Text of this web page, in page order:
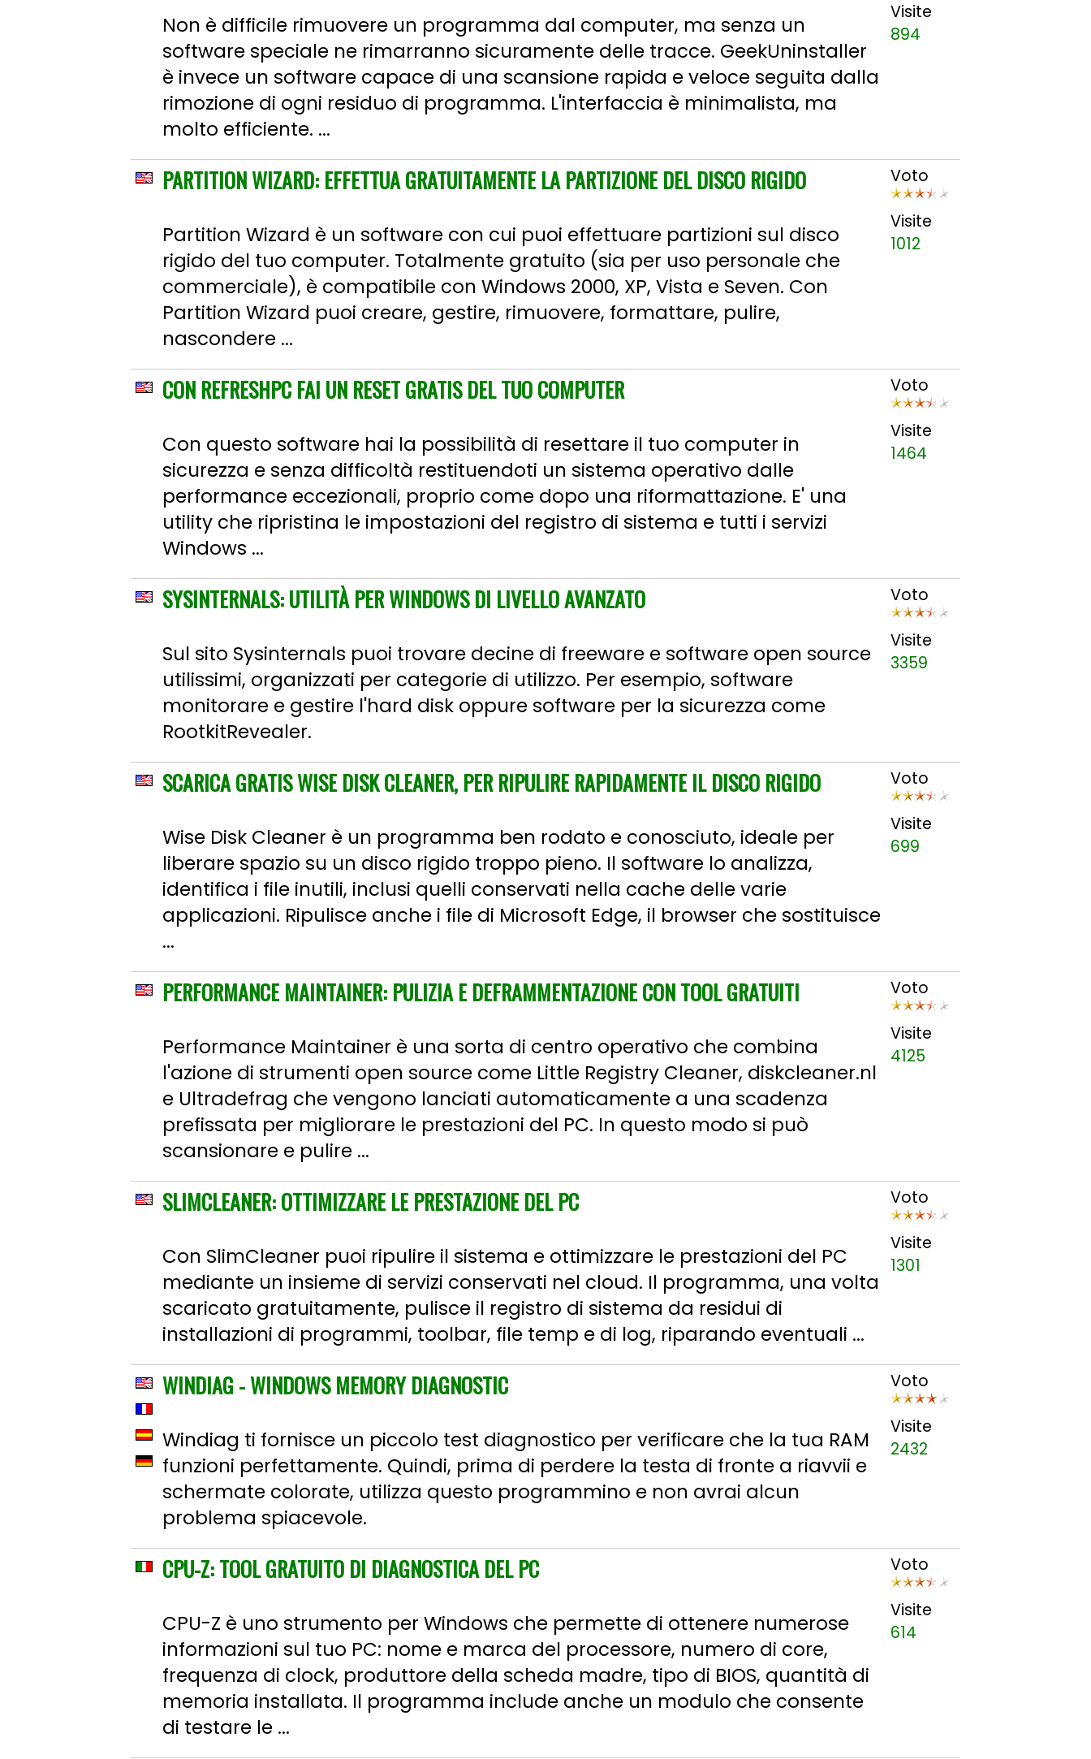
Non è difficile rimuovere un programma dal computer, ma senza un
software speciale ne rimarranno sicuramente delle tracce. GeekUninstaller
è invece un software capace di una scansione rapida e veloce seguita dalla
rimozione di ogni residuo di programma. L'interfaccia è minimalista, ma
molto efficiente. ...
Visite
894
PARTITION WIZARD: EFFETTUA GRATUITAMENTE LA PARTIZIONE DEL DISCO RIGIDO
Partition Wizard è un software con cui puoi effettuare partizioni sul disco
rigido del tuo computer. Totalmente gratuito (sia per uso personale che
commerciale), è compatibile con Windows 2000, XP, Vista e Seven. Con
Partition Wizard puoi creare, gestire, rimuovere, formattare, pulire,
nascondere ...
Voto
Visite
1012
CON REFRESHPC FAI UN RESET GRATIS DEL TUO COMPUTER
Con questo software hai la possibilità di resettare il tuo computer in
sicurezza e senza difficoltà restituendoti un sistema operativo dalle
performance eccezionali, proprio come dopo una riformattazione. E' una
utility che ripristina le impostazioni del registro di sistema e tutti i servizi
Windows ...
Voto
Visite
1464
SYSINTERNALS: UTILITÀ PER WINDOWS DI LIVELLO AVANZATO
Sul sito Sysinternals puoi trovare decine di freeware e software open source
utilissimi, organizzati per categorie di utilizzo. Per esempio, software
monitorare e gestire l'hard disk oppure software per la sicurezza come
RootkitRevealer.
Voto
Visite
3359
SCARICA GRATIS WISE DISK CLEANER, PER RIPULIRE RAPIDAMENTE IL DISCO RIGIDO
Wise Disk Cleaner è un programma ben rodato e conosciuto, ideale per
liberare spazio su un disco rigido troppo pieno. Il software lo analizza,
identifica i file inutili, inclusi quelli conservati nella cache delle varie
applicazioni. Ripulisce anche i file di Microsoft Edge, il browser che sostituisce
...
Voto
Visite
699
PERFORMANCE MAINTAINER: PULIZIA E DEFRAMMENTAZIONE CON TOOL GRATUITI
Performance Maintainer è una sorta di centro operativo che combina
l'azione di strumenti open source come Little Registry Cleaner, diskcleaner.nl
e Ultradefrag che vengono lanciati automaticamente a una scadenza
prefissata per migliorare le prestazioni del PC. In questo modo si può
scansionare e pulire ...
Voto
Visite
4125
SLIMCLEANER: OTTIMIZZARE LE PRESTAZIONE DEL PC
Con SlimCleaner puoi ripulire il sistema e ottimizzare le prestazioni del PC
mediante un insieme di servizi conservati nel cloud. Il programma, una volta
scaricato gratuitamente, pulisce il registro di sistema da residui di
installazioni di programmi, toolbar, file temp e di log, riparando eventuali ...
Voto
Visite
1301
WINDIAG - WINDOWS MEMORY DIAGNOSTIC
Windiag ti fornisce un piccolo test diagnostico per verificare che la tua RAM
funzioni perfettamente. Quindi, prima di perdere la testa di fronte a riavvii e
schermate colorate, utilizza questo programmino e non avrai alcun
problema spiacevole.
Voto
Visite
2432
CPU-Z: TOOL GRATUITO DI DIAGNOSTICA DEL PC
CPU-Z è uno strumento per Windows che permette di ottenere numerose
informazioni sul tuo PC: nome e marca del processore, numero di core,
frequenza di clock, produttore della scheda madre, tipo di BIOS, quantità di
memoria installata. Il programma include anche un modulo che consente
di testare le ...
Voto
Visite
614